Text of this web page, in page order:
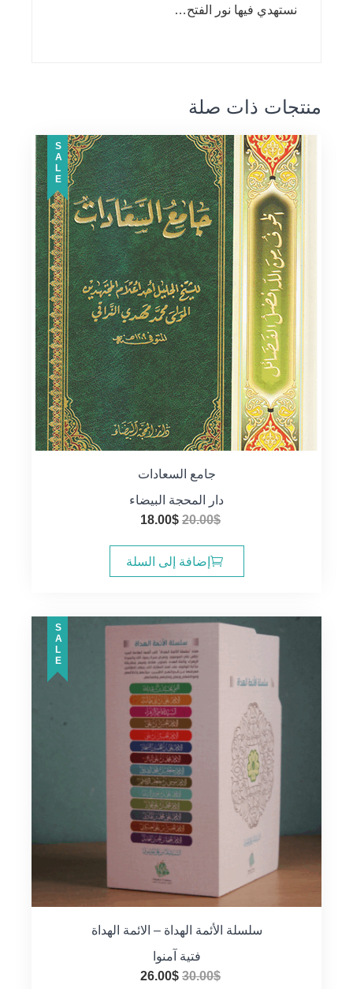
نستهدي فيها نور الفتح…
منتجات ذات صلة
SALE
جامع السعادات
دار المحجة البيضاء
20.00$
السعر
هو:
20.00$.
18.00$
هو:
18.00$.
إضافة إلى السلة
SALE
سلسلة الأئمة الهداة – الائمة الهداة
فتية آمنوا
30.00$
السعر
26.00$